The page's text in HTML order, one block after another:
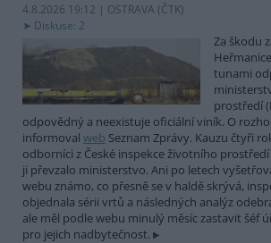
4.8.2026 19:12 | OSTRAVA (ČTK)
Diskuse: 2
Za škodu
tunami
prostředí
odpovědný a neexistuje oficiální viník. O
informoval web Seznam Zprávy. Kauzu čtyři
odborníci z České inspekce životního prostředí
ji převzalo ministerstvo. Ani po letech
webu známo, co přesně se v haldě skrývá,
objednala sérii vrtů a následných analýz
ale měl podle webu minulý měsíc zastavit šéf
pro jejich nadbytečnost.